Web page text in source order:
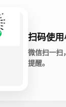
扫码使
微信扫一扫
提醒。